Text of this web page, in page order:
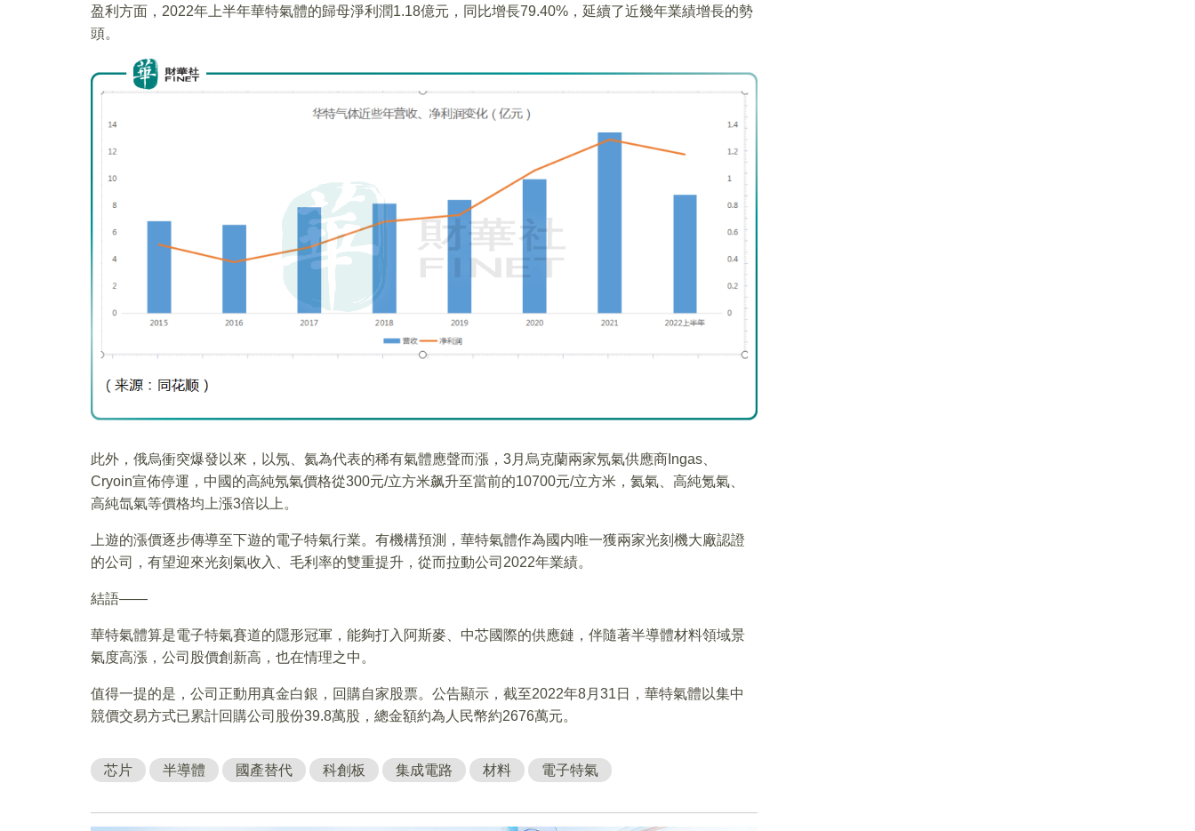
盈利方面，2022年上半年華特氣體的歸母淨利潤1.18億元，同比增長79.40%，延續了近幾年業績增長的勢
頭。
此外，俄烏衝突爆發以來，以氖、氦為代表的稀有氣體應聲而漲，3月烏克蘭兩家氖氣供應商Ingas、
Cryoin宣佈停運，中國的高純氖氣價格從300元/立方米飙升至當前的10700元/立方米，氦氣、高純氪氣、
高純氙氣等價格均上漲3倍以上。
上遊的漲價逐步傳導至下遊的電子特氣行業。有機構預測，華特氣體作為國内唯一獲兩家光刻機大廠認證
的公司，有望迎來光刻氣收入、毛利率的雙重提升，從而拉動公司2022年業績。
結語——
華特氣體算是電子特氣賽道的隱形冠軍，能夠打入阿斯麥、中芯國際的供應鏈，伴隨著半導體材料領域景
氣度高漲，公司股價創新高，也在情理之中。
值得一提的是，公司正動用真金白銀，回購自家股票。公告顯示，截至2022年8月31日，華特氣體以集中
競價交易方式已累計回購公司股份39.8萬股，總金額約為人民幣約2676萬元。
芯片 半導體 國產替代 科創板 集成電路 材料 電子特氣